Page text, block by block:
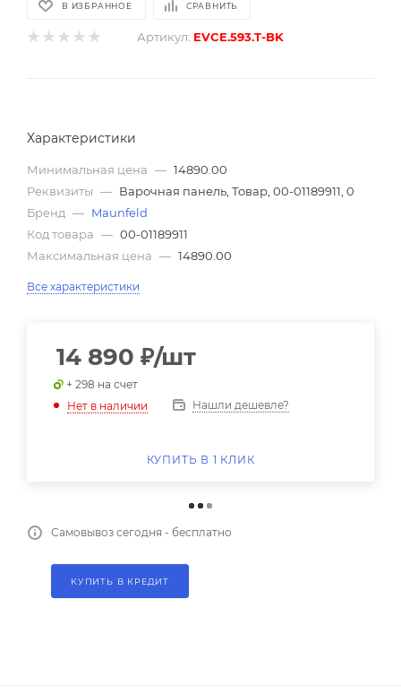
В ИЗБРАННОЕ СРАВНИТЬ
Артикул: EVCE.593.T-BK
Характеристики
Минимальная цена — 14890.00
Реквизиты — Варочная панель, Товар, 00-01189911, 0
Бренд — Maunfeld
Код товара — 00-01189911
Максимальная цена — 14890.00
Все характеристики
14 890 ₽/шт
+ 298 на счет
Нет в наличии
Нашли дешевле?
КУПИТЬ В 1 КЛИК
Самовывоз сегодня - бесплатно
КУПИТЬ В КРЕДИТ